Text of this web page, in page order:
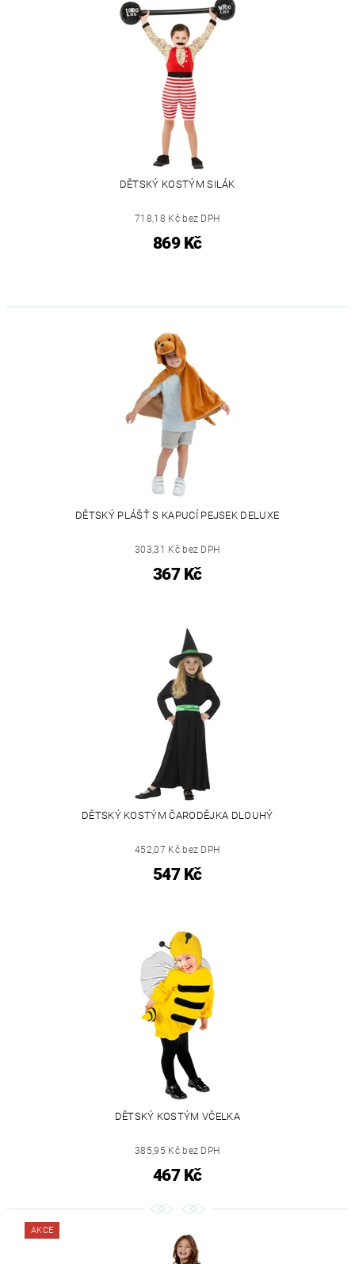
DĚTSKÝ KOSTÝM SILÁK
718,18 Kč bez DPH
869 Kč
DĚTSKÝ PLÁŠŤ S KAPUCÍ PEJSEK DELUXE
303,31 Kč bez DPH
367 Kč
DĚTSKÝ KOSTÝM ČARODĚJKA DLOUHÝ
452,07 Kč bez DPH
547 Kč
DĚTSKÝ KOSTÝM VČELKA
385,95 Kč bez DPH
467 Kč
AKCE